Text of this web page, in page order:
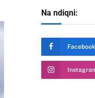
Na ndiqni:
Facebook